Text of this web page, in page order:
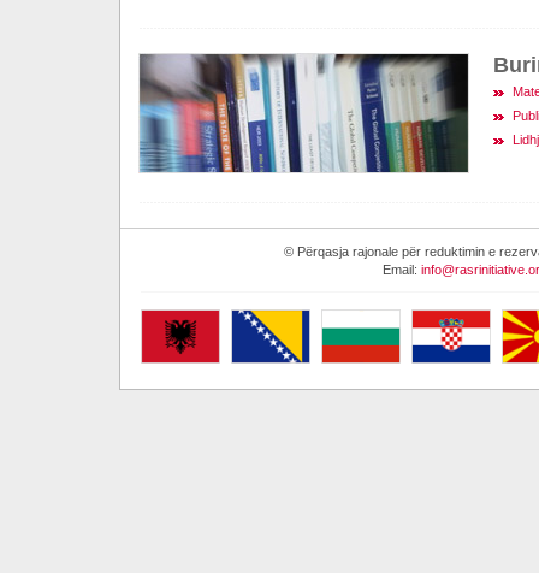
© Përqasja rajonale për reduktimin e
Email: